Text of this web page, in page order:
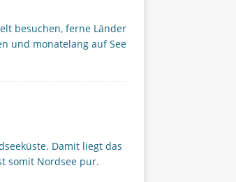
besuchen, ferne Länder
und monatelang auf See
Damit liegt das
somit Nordsee pur.